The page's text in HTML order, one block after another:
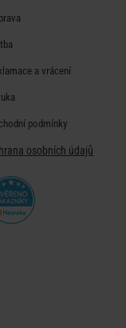
a vrácení
podmínky
osobních údajů